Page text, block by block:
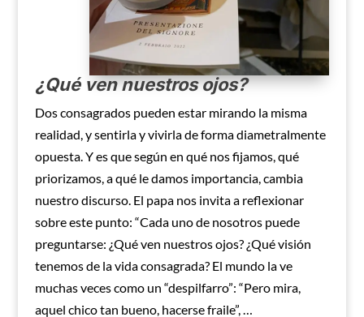
¿Qué ven nuestros ojos?
Dos consagrados pueden estar mirando la misma
realidad, y sentirla y vivirla de forma diametralmente
opuesta. Y es que según en qué nos fijamos, qué
priorizamos, a qué le damos importancia, cambia
nuestro discurso. El papa nos invita a reflexionar
sobre este punto: “Cada uno de nosotros puede
preguntarse: ¿Qué ven nuestros ojos? ¿Qué visión
tenemos de la vida consagrada? El mundo la ve
muchas veces como un “despilfarro”: “Pero mira,
aquel chico tan bueno, hacerse fraile”, …